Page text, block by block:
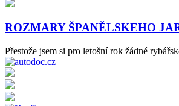
ROZMARY ŠPANĚLSKEHO
Přestože jsem si pro letošní rok žádné